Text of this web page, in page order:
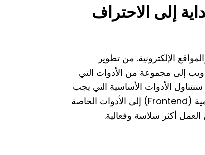
إلى الاحتراف
الإلكترونية. من تطوير
ويب إلى مجموعة من الأدوات التي
الأدوات الأساسية التي يجب
أن يتقنها كل مطور ويب، بدءًا من الأدوات الخاصة بتطوير الواجهة الأمامية (Frontend) إلى الأدوات الخاصة